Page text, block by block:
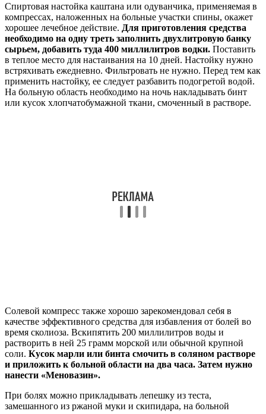
Спиртовая настойка каштана или одуванчика, применяемая в
компрессах, наложенных на больные участки спины, окажет
хорошее лечебное действие. Для приготовления средства
необходимо на одну треть заполнить двухлитровую банку
сырьем, добавить туда 400 миллилитров водки. Поставить
в теплое место для настаивания на 10 дней. Настойку нужно
встряхивать ежедневно. Фильтровать не нужно. Перед тем как
применить настойку, ее следует разбавить подогретой водой.
На больную область необходимо на ночь накладывать бинт
или кусок хлопчатобумажной ткани, смоченный в растворе.
Солевой компресс также хорошо зарекомендовал себя в
качестве эффективного средства для избавления от болей во
время сколиоза. Вскипятить 200 миллилитров воды и
растворить в ней 25 грамм морской или обычной крупной
соли. Кусок марли или бинта смочить в соляном растворе
и приложить к больной области на два часа. Затем нужно
нанести «Меновазин».
При болях можно прикладывать лепешку из теста,
замешанного из ржаной муки и скипидара, на больной